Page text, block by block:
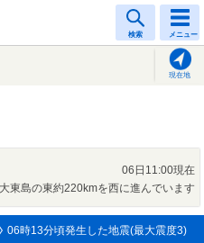
検索 メニュー
現在地
06日11:00現在
東島の東約220kmを西に進んでいます
06時13分頃発生した地震(最大震度3)